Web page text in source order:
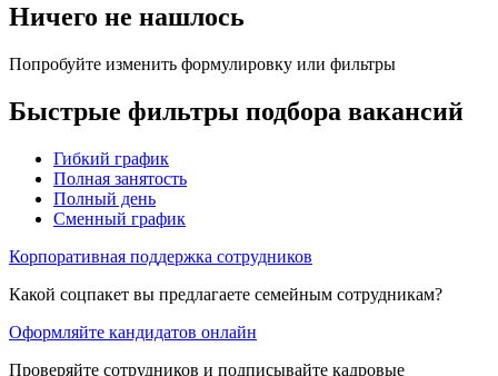
Ничего не нашлось
Попробуйте изменить формулировку или фильтры
Быстрые фильтры подбора вакансий
Гибкий график
Полная занятость
Полный день
Сменный график
Корпоративная поддержка сотрудников
Какой соцпакет вы предлагаете семейным сотрудникам?
Оформляйте кандидатов онлайн
Проверяйте сотрудников и подписывайте кадровые